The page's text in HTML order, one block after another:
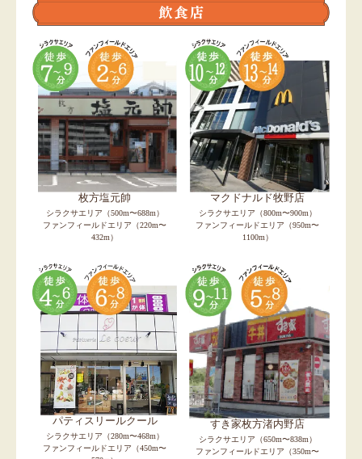
枚方塩元帥
シラクサエリア（500m〜688m）
ファンフィールドエリア（220m〜
432m）
マクドナルド牧野店
シラクサエリア（800m〜900m）
ファンフィールドエリア（950m〜
1100m）
パティスリールクール
シラクサエリア（280m〜468m）
ファンフィールドエリア（450m〜
すき家枚方渚内野店
シラクサエリア（650m〜838m）
ファンフィールドエリア（350m〜